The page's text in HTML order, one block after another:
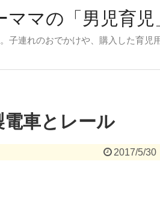
ママの「男児育児
子連れのおでかけや、購入した育児
車とレール
2017/5/30